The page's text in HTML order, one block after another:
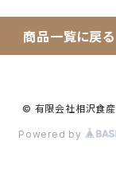
商品一覧に戻る
© 有限会社相沢食産
Powered by